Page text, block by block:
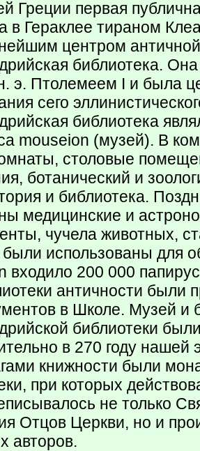
Греции первая
в Гераклее тираном
центром
библиотека.
э. Птолемеем I и была
сего
библиотека
mouseion (музей). В
столовые
ботанический и
и библиотека.
медицинские и
чучела животных,
использованы для
входило 200 000
античности были
в Школе. Музей и
библиотеки
в 270 году
книжности были
при которых
не только
Отцов Церкви, но и
авторов.